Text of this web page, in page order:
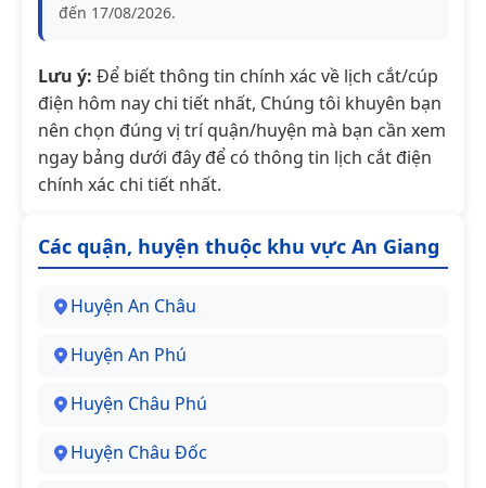
đến 17/08/2026.
Lưu ý: Để biết thông tin chính xác về lịch cắt/cúp
điện hôm nay chi tiết nhất, Chúng tôi khuyên bạn
nên chọn đúng vị trí quận/huyện mà bạn cần xem
ngay bảng dưới đây để có thông tin lịch cắt điện
chính xác chi tiết nhất.
Các quận, huyện thuộc khu vực An Giang
Huyện An Châu
Huyện An Phú
Huyện Châu Phú
Huyện Châu Đốc